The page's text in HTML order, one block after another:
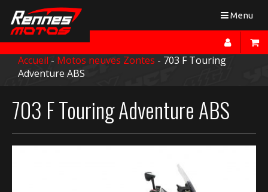
Toggle
Menu
Accueil - Motos neuves Zontes - 703 F Touring
Adventure ABS
703 F Touring Adventure ABS